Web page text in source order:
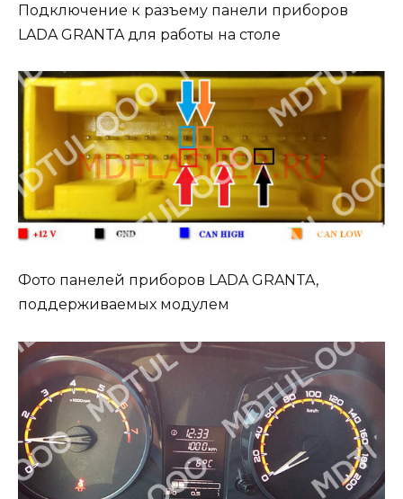
Подключение к разъему панели приборов
LADA GRANTA для работы на столе
Фото панелей приборов LADA GRANTA,
поддерживаемых модулем